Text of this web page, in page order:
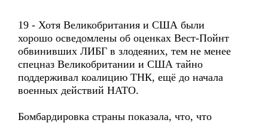
19 - Хотя Великобритания и США были
хорошо осведомлены об оценках Вест-Пойнт
обвинивших ЛИБГ в злодеяних, тем не менее
спецназ Великобритании и США тайно
поддерживал коалицию ТНК, ещё до начала
военных действий НАТО.
Бомбардировка страны показала, что, что